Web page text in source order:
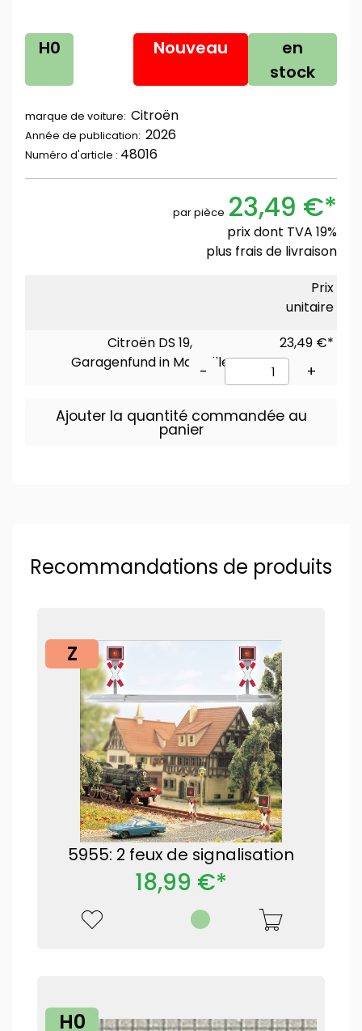
H0 Nouveau
en
stock
marque de voiture: Citroën
Année de publication: 2026
Numéro d'article : 48016
par pièce 23,49 €*
prix dont TVA 19%
plus frais de livraison
Prix
unitaire
Citroën DS 19,
Garagenfund in Marseille
23,49 €*
- +
Ajouter la quantité commandée au
panier
Recommandations de produits
Z
5955: 2 feux de signalisation
18,99 €*
H0